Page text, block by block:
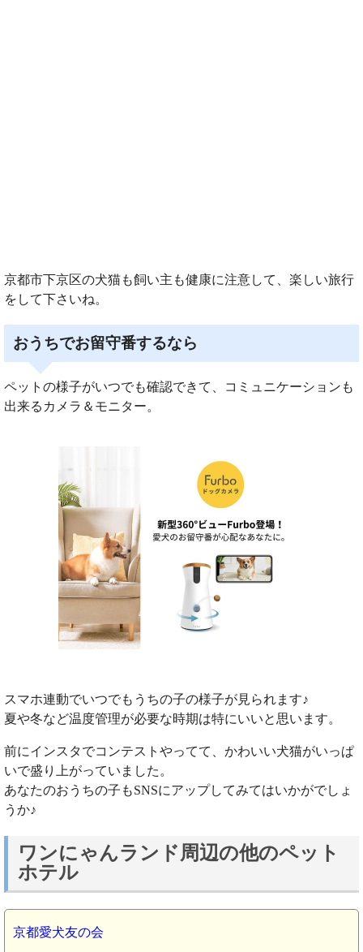
京都市下京区の犬猫も飼い主も健康に注意して、楽しい旅行
をして下さいね。
おうちでお留守番するなら
ペットの様子がいつでも確認できて、コミュニケーションも
出来るカメラ＆モニター。
スマホ連動でいつでもうちの子の様子が見られます♪
夏や冬など温度管理が必要な時期は特にいいと思います。
前にインスタでコンテストやってて、かわいい犬猫がいっぱ
いで盛り上がっていました。
あなたのおうちの子もSNSにアップしてみてはいかがでしょ
うか♪
ワンにゃんランド周辺の他のペット
ホテル
京都愛犬友の会